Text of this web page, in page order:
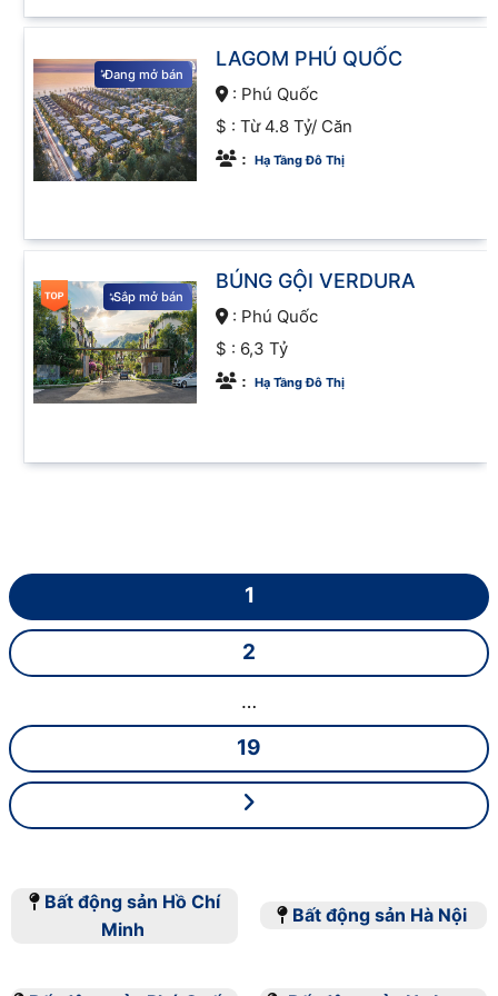
cơ sở hạ tầng và cải thiện chất lượng cuộc sống
Sự phát triển của các dự án bất động sản cũng tạo
ra hiệu ứng lan tỏa tích cực đến nhiều ngành công
nghiệp khác.
đảm bảo sự thành công và bền vững của dự án
bất động sản. Quá trình này bao gồm nhiều bước
quan trọng từ lập kế hoạch tổng thể đến thiết kế
chi tiết và triển khai thực tế .
Quy trình quy hoạch dự án
Quy trình quy hoạch bắt đầu với việc nghiên cứu
thị trường và phân tích địa điểm . Các bước tiếp
theo bao gồm :
Thiết kế sơ bộ
Đang mở bán
LAGOM PHÚ QUỐC
: Phú Quốc
$ :Từ 4.8 Tỷ/ Căn
: Hạ Tầng Đô Thị
Sắp mở bán
BÚNG GỘI VERDURA
: Phú Quốc
$ : 6,3 Tỷ
: Hạ Tầng Đô Thị
1
2
…
19
Bất động sản Hồ Chí
Minh
Bất động sản Hà Nội